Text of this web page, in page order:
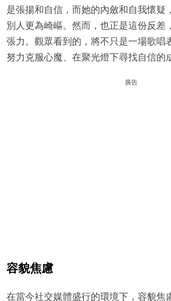
是張揚和自信，而她的內斂和自我懷疑
別人更為崎嶇。然而，也正是這份反差
張力。觀眾看到的，將不只是一場歌唱
努力克服心魔、在聚光燈下尋找自信的
廣告
容貌焦慮
在當今社交媒體盛行的環境下，容貌焦